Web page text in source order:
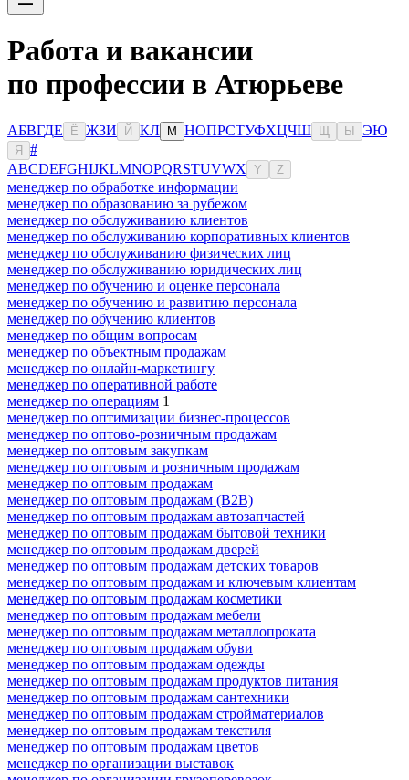
Работа и вакансии
по профессии в Атюрьеве
АБВГДЕ Ё ЖЗИ Й КЛ М НОПРСТУФХЦЧШ Ы ЭЮ
Я
#
ABCDEFGHIJKLMNOPQRSTUVWX Y Z
менеджер по обработке информации
менеджер по образованию за рубежом
менеджер по обслуживанию клиентов
менеджер по обслуживанию корпоративных клиентов
менеджер по обслуживанию физических лиц
менеджер по обслуживанию юридических лиц
менеджер по обучению и оценке персонала
менеджер по обучению и развитию персонала
менеджер по обучению клиентов
менеджер по общим вопросам
менеджер по объектным продажам
менеджер по онлайн-маркетингу
менеджер по оперативной работе
менеджер по операциям 1
менеджер по оптимизации бизнес-процессов
менеджер по оптово-розничным продажам
менеджер по оптовым закупкам
менеджер по оптовым и розничным продажам
менеджер по оптовым продажам
менеджер по оптовым продажам (B2B)
менеджер по оптовым продажам автозапчастей
менеджер по оптовым продажам бытовой техники
менеджер по оптовым продажам дверей
менеджер по оптовым продажам детских товаров
менеджер по оптовым продажам и ключевым клиентам
менеджер по оптовым продажам косметики
менеджер по оптовым продажам мебели
менеджер по оптовым продажам металлопроката
менеджер по оптовым продажам обуви
менеджер по оптовым продажам одежды
менеджер по оптовым продажам продуктов питания
менеджер по оптовым продажам сантехники
менеджер по оптовым продажам стройматериалов
менеджер по оптовым продажам текстиля
менеджер по оптовым продажам цветов
менеджер по организации выставок